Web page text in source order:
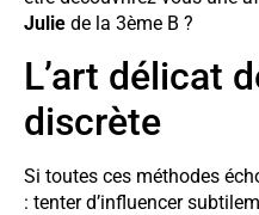
Julie de la 3ème B ?
L’art délicat
discrète
Si toutes ces méthodes
: tenter d’influencer